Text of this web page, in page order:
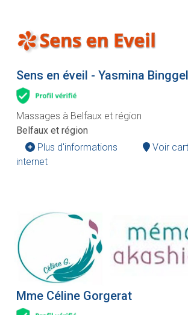
Sens en éveil - Yasmina
Massages à Belfaux et région
Belfaux et région
Plus d'informations
Voir
internet
Mme Céline Gorgerat